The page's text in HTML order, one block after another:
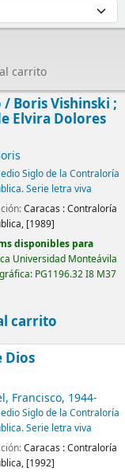
carrito
/Boris Vishinski ;
Elvira Dolores
Siglo de la Contraloría
Serie letra viva
Caracas :Contraloría
[1989]
disponibles para
Universidad Monteávila
PG1196.32 I8 M37
carrito
Dios
Francisco, 1944-
Siglo de la Contraloría
Serie letra viva
Caracas :Contraloría
[1992]